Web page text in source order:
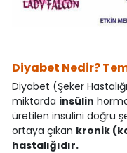
Diyabet Nedir?
Diyabet (Şeker
miktarda insülin
üretilen insülini doğru
ortaya çıkan kronik
hastalığıdır.